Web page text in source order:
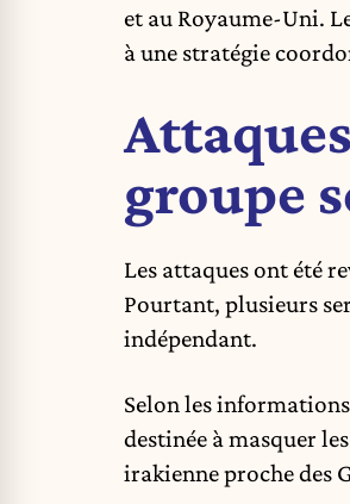
et au Royaume-Uni.
à une stratégie
groupe
Les attaques ont été
Pourtant, plusieurs
indépendant.
Selon les
destinée à masquer
irakienne proche des